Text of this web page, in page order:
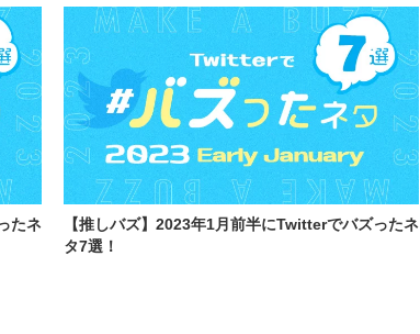
たネ
【推しバズ】2023年1月前半にTwitterでバズったネ
タ7選！